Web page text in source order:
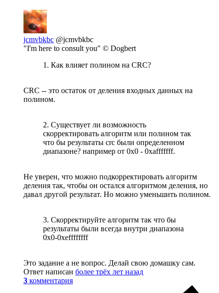
jcmvbkbc @jcmvbkbc
"I'm here to consult you" © Dogbert
1. Как влияет полином на CRC?
CRC -- это остаток от деления входных данных на
полином.
2. Существует ли возможность
скорректировать алгоритм или полином так
что бы результаты crc были определенном
диапазоне? например от 0x0 - 0xafffffff.
Не уверен, что можно подкорректировать алгоритм
деления так, чтобы он остался алгоритмом деления, но
давал другой результат. Но можно уменьшить полином.
3. Скорректируйте алгоритм так что бы
результаты были всегда внутри диапазона
0x0-0xeffffffff
Это задание а не вопрос. Делай свою домашку сам.
Ответ написан более трёх лет назад
3 комментария